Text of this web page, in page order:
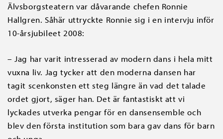
Älvsborgsteatern var dåvarande chefen Ronnie
Hallgren. Såhär uttryckte Ronnie sig i en intervju inför
10-årsjubileet 2008:
– Jag har varit intresserad av modern dans i hela mitt
vuxna liv. Jag tycker att den moderna dansen har
tagit scenkonsten ett steg längre än vad det talade
ordet gjort, säger han. Det är fantastiskt att vi
lyckades utverka pengar för en dansensemble och
blev den första institution som bara gav dans för barn